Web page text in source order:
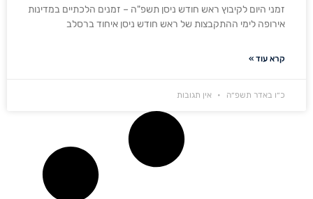
זמני היום לקיבוץ ראש חודש ניסן תשפ"ה – זמנים הלכתיים במדינות
אירופה לימי ההתקבצות של ראש חודש ניסן איחוד ברסלב
קרא עוד »
כ״ו באדר תשפ״ה אין תגובות